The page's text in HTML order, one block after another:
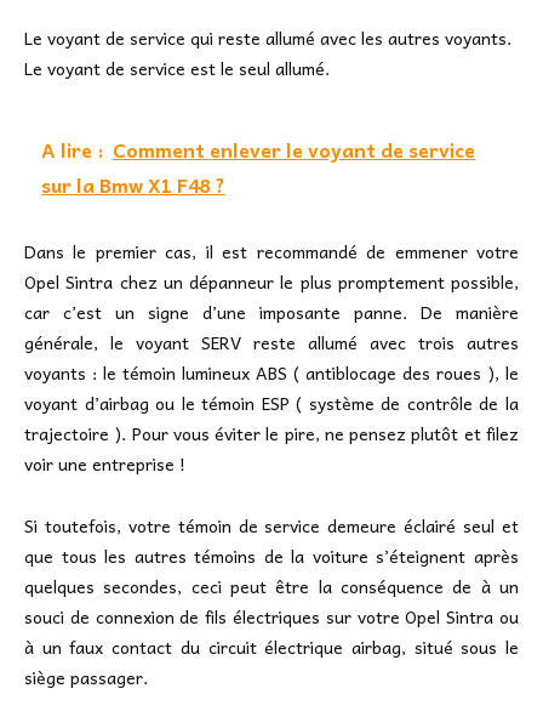
Le voyant de service qui reste allumé avec les autres voyants.
Le voyant de service est le seul allumé.
A lire : Comment enlever le voyant de service
sur la Bmw X1 F48 ?
Dans le premier cas, il est recommandé de emmener votre
Opel Sintra chez un dépanneur le plus promptement possible,
car c’est un signe d’une imposante panne. De manière
générale, le voyant SERV reste allumé avec trois autres
voyants : le témoin lumineux ABS ( antiblocage des roues ), le
voyant d’airbag ou le témoin ESP ( système de contrôle de la
trajectoire ). Pour vous éviter le pire, ne pensez plutôt et filez
voir une entreprise !
Si toutefois, votre témoin de service demeure éclairé seul et
que tous les autres témoins de la voiture s’éteignent après
quelques secondes, ceci peut être la conséquence de à un
souci de connexion de fils électriques sur votre Opel Sintra ou
à un faux contact du circuit électrique airbag, situé sous le
siège passager.